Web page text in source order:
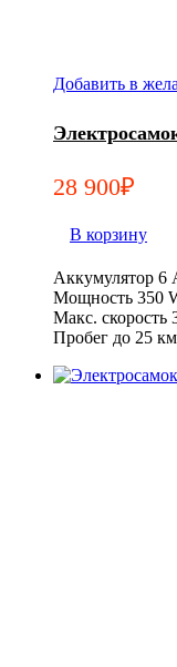
Добавить в
28 900₽
В корзину
Аккумулятор 6
Мощность 350
Макс. скорость
Пробег до 25